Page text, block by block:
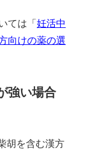
ては「妊活中
向けの薬の選
強い場合
胡を含む漢方